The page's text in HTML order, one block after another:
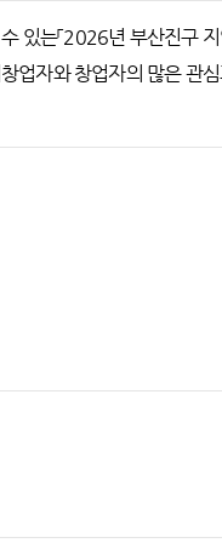
있는「2026년 부산진구
업자와 창업자의 많은 관